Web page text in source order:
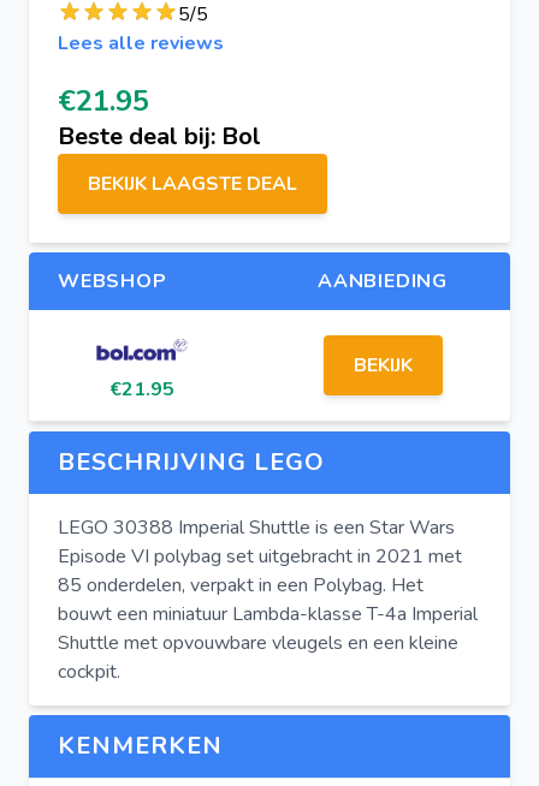
5/5
Lees alle reviews
€21.95
Beste deal bij: Bol
BEKIJK LAAGSTE DEAL
WEBSHOP AANBIEDING
€21.95
BEKIJK
BESCHRIJVING LEGO
LEGO 30388 Imperial Shuttle is een Star Wars
Episode VI polybag set uitgebracht in 2021 met
85 onderdelen, verpakt in een Polybag. Het
bouwt een miniatuur Lambda-klasse T-4a Imperial
Shuttle met opvouwbare vleugels en een kleine
cockpit.
KENMERKEN